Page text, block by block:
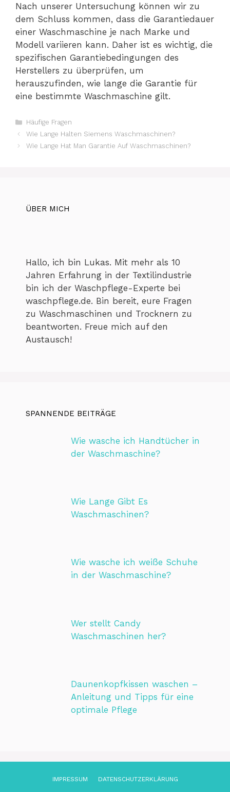
Nach unserer Untersuchung können wir zu
dem Schluss kommen, dass die Garantiedauer
einer Waschmaschine je nach Marke und
Modell variieren kann. Daher ist es wichtig, die
spezifischen Garantiebedingungen des
Herstellers zu überprüfen, um
herauszufinden, wie lange die Garantie für
eine bestimmte Waschmaschine gilt.
Kategorien
Häufige Fragen
Wie Lange Halten Siemens Waschmaschinen?
Wie Lange Hat Man Garantie Auf Waschmaschinen?
ÜBER MICH
Hallo, ich bin Lukas. Mit mehr als 10
Jahren Erfahrung in der Textilindustrie
bin ich der Waschpflege-Experte bei
waschpflege.de. Bin bereit, eure Fragen
zu Waschmaschinen und Trocknern zu
beantworten. Freue mich auf den
Austausch!
SPANNENDE BEITRÄGE
Wie wasche ich Handtücher in
der Waschmaschine?
Wie Lange Gibt Es
Waschmaschinen?
Wie wasche ich weiße Schuhe
in der Waschmaschine?
Wer stellt Candy
Waschmaschinen her?
Daunenkopfkissen waschen –
Anleitung und Tipps für eine
optimale Pflege
IMPRESSUM DATENSCHUTZ­ERKLÄRUNG